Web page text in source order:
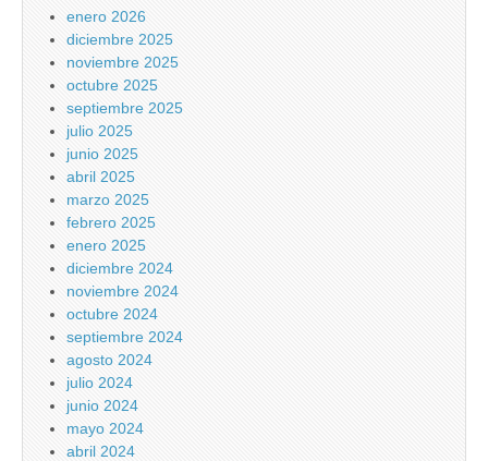
enero 2026
diciembre 2025
noviembre 2025
octubre 2025
septiembre 2025
julio 2025
junio 2025
abril 2025
marzo 2025
febrero 2025
enero 2025
diciembre 2024
noviembre 2024
octubre 2024
septiembre 2024
agosto 2024
julio 2024
junio 2024
mayo 2024
abril 2024